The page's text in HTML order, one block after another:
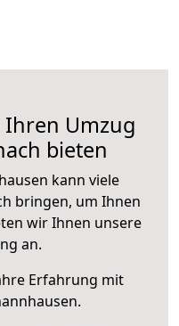
Umzug
bieten
kann viele
bringen, um Ihnen
wir Ihnen unsere
an.
Erfahrung mit
.